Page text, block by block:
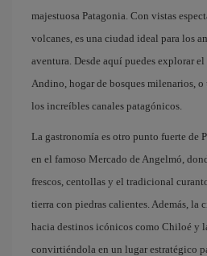
majestuosa Patagonia. Con vistas
volcanes, es una ciudad ideal para los
aventura. Desde aquí puedes explorar
Andino, hogar de bosques milenarios,
los increíbles canales patagónicos.
La gastronomía es otro punto fuerte de
en el famoso Mercado de Angelmó,
frescos, centollas y el tradicional
tierra con piedras calientes. Además, la
hacia destinos icónicos como Chiloé y
convirtiéndola en un lugar estratégico